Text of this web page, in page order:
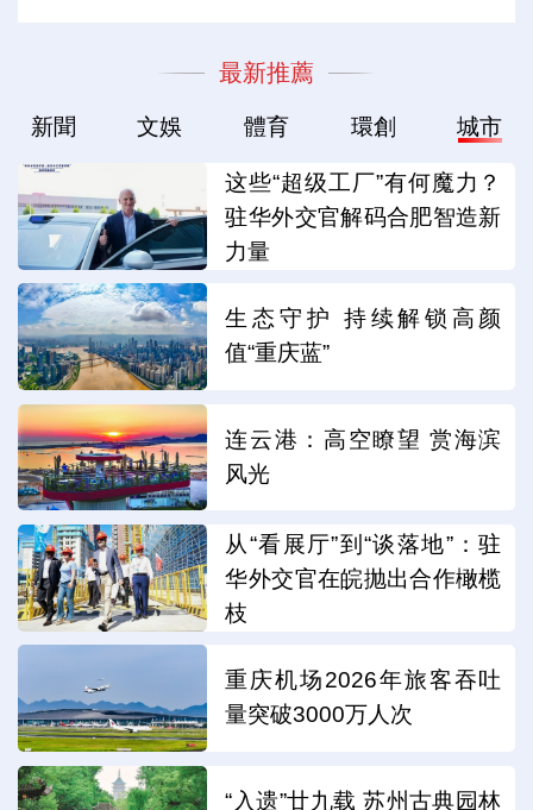
最新推薦
新聞 文娛 體育 環創 城市
这些“超级工厂”有何魔力？
驻华外交官解码合肥智造新
力量
生态守护 持续解锁高颜
值“重庆蓝”
连云港：高空瞭望 赏海滨
风光
从“看展厅”到“谈落地”：驻
华外交官在皖抛出合作橄榄
枝
重庆机场2026年旅客吞吐
量突破3000万人次
“入遗”廿九载 苏州古典园林